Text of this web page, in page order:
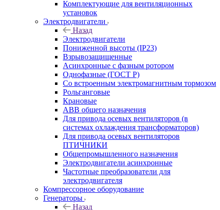
Комплектующие для вентиляционных
установок
Электродвигатели
Назад
Электродвигатели
Пониженной высоты (IP23)
Взрывозащищенные
Асинхронные с фазным ротором
Однофазные (ГОСТ Р)
Со встроенным электромагнитным тормозом
Рольганговые
Крановые
АВВ общего назначения
Для привода осевых вентиляторов (в
системах охлаждения трансформаторов)
Для привода осевых вентиляторов
ПТИЧНИКИ
Общепромышленного назначения
Электродвигатели асинхронные
Частотные преобразователи для
электродвигателя
Компрессорное оборудование
Генераторы
Назад